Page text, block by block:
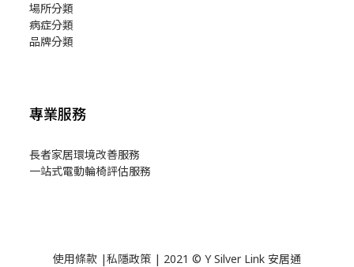
場所分類
病症分類
品牌分類
專業服務
長者家居環境改善服務
一站式電動輪椅評估服務
使用條款 |私隱政策 | 2021 © Y Silver Link 安居通